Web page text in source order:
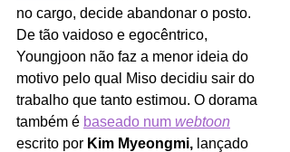
no cargo, decide abandonar o posto.
De tão vaidoso e egocêntrico,
Youngjoon não faz a menor ideia do
motivo pelo qual Miso decidiu sair do
trabalho que tanto estimou. O dorama
também é baseado num webtoon
escrito por Kim Myeongmi, lançado